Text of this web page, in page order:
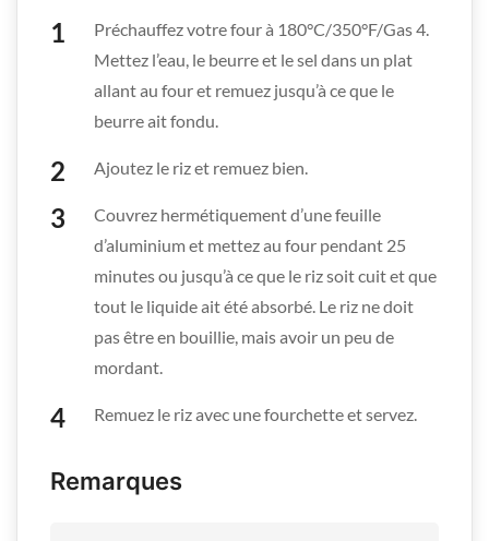
Préchauffez votre four à 180°C/350°F/Gas 4.
Mettez l’eau, le beurre et le sel dans un plat
allant au four et remuez jusqu’à ce que le
beurre ait fondu.
Ajoutez le riz et remuez bien.
Couvrez hermétiquement d’une feuille
d’aluminium et mettez au four pendant 25
minutes ou jusqu’à ce que le riz soit cuit et que
tout le liquide ait été absorbé. Le riz ne doit
pas être en bouillie, mais avoir un peu de
mordant.
Remuez le riz avec une fourchette et servez.
Remarques